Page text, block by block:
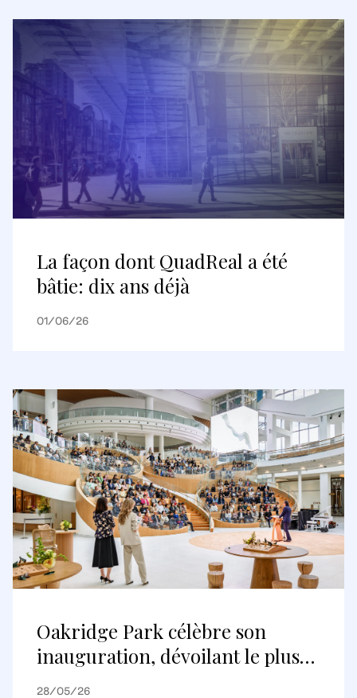
La façon dont QuadReal a été
bâtie: dix ans déjà
01/06/26
Oakridge Park célèbre son
inauguration, dévoilant le plus
grand projet de réaménagement
28/05/26